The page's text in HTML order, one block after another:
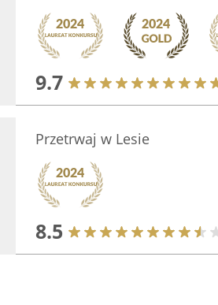
9.7
Przetrwaj w Lesie
8.5